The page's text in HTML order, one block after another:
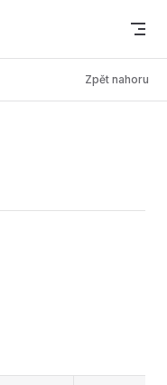
Zpět nahoru